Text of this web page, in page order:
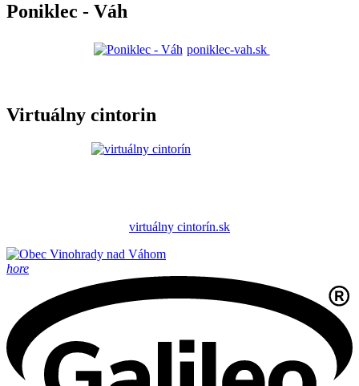
Poniklec - Váh
poniklec-vah.sk
Virtuálny cintorin
virtuálny cintorín.sk
hore